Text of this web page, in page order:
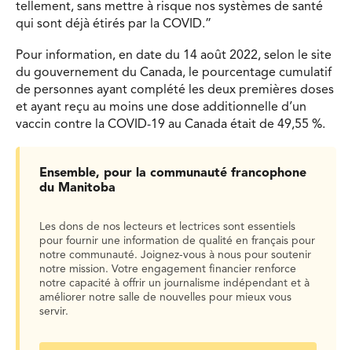
tellement, sans mettre à risque nos systèmes de santé
qui sont déjà étirés par la COVID.”
Pour information, en date du 14 août 2022, selon le site
du gouvernement du Canada, le pourcentage cumulatif
de personnes ayant complété les deux premières doses
et ayant reçu au moins une dose additionnelle d’un
vaccin contre la COVID-19 au Canada était de 49,55 %.
Ensemble, pour la communauté francophone
du Manitoba
Les dons de nos lecteurs et lectrices sont essentiels
pour fournir une information de qualité en français pour
notre communauté. Joignez-vous à nous pour soutenir
notre mission. Votre engagement financier renforce
notre capacité à offrir un journalisme indépendant et à
améliorer notre salle de nouvelles pour mieux vous
servir.